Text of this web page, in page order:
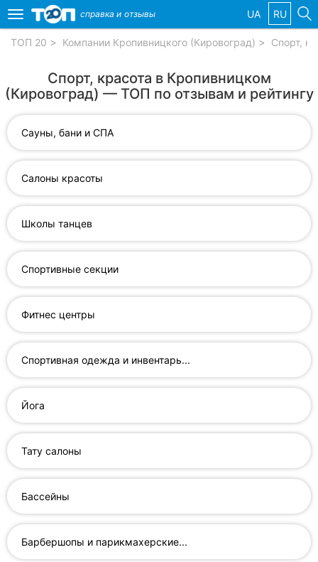
Избранные
компании
Популярные
рубрики:
Частные
Ветеринарные
Автошколы
Рестораны
Все
рубрики
города:
Кропивницкий
Винница
Toggle
navigation
справка и отзывы UA RU
ТОП 20 Компании Кропивницкого (Кировоград) Спорт,
Спорт, красота в Кропивницком
(Кировоград) — ТОП по отзывам и рейтингу
Сауны, бани и СПА
Салоны красоты
Школы танцев
Спортивные секции
Фитнес центры
Спортивная одежда и инвентарь...
Йога
Тату салоны
Бассейны
Барбершопы и парикмахерские...